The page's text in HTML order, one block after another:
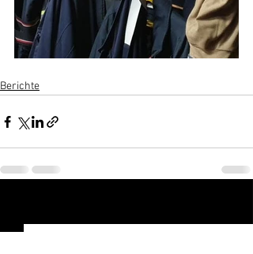
Berichte